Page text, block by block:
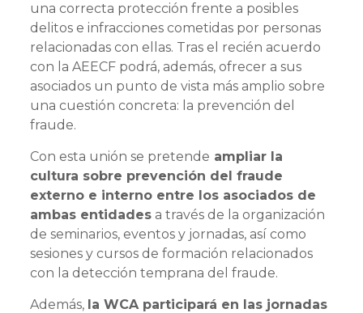
una correcta protección frente a posibles
delitos e infracciones cometidas por personas
relacionadas con ellas. Tras el recién acuerdo
con la AEECF podrá, además, ofrecer a sus
asociados un punto de vista más amplio sobre
una cuestión concreta: la prevención del
fraude.
Con esta unión se pretende ampliar la
cultura sobre prevención del fraude
externo e interno entre los asociados de
ambas entidadesa través de la organización
de seminarios, eventos y jornadas, así como
sesiones y cursos de formación relacionados
con la detección temprana del fraude.
Además, la WCA participará en las jornadas